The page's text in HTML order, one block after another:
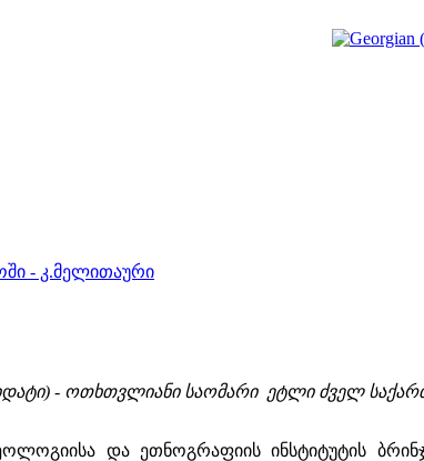
- კ.მელითაური
- ოთხთვლიანი საომარი ეტლი ძველ
და ეთნოგრაფიის ინსტიტუტის